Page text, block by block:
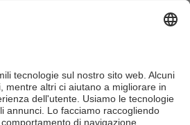
di viaggio per chi desidera vivere il
– con consigli autentici, alloggi e
su misura.